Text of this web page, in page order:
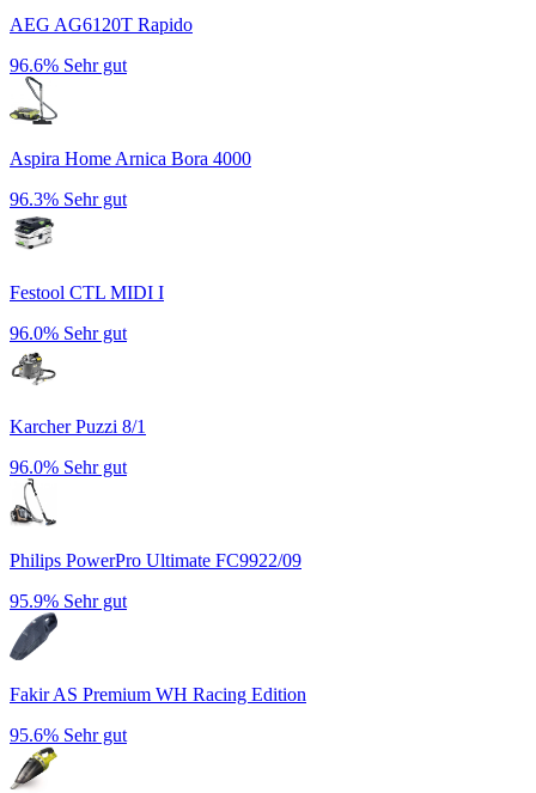
AEG AG6120T Rapido
96.6% Sehr gut
Aspira Home Arnica Bora 4000
96.3% Sehr gut
Festool CTL MIDI I
96.0% Sehr gut
Karcher Puzzi 8/1
96.0% Sehr gut
Philips PowerPro Ultimate FC9922/09
95.9% Sehr gut
Fakir AS Premium WH Racing Edition
95.6% Sehr gut